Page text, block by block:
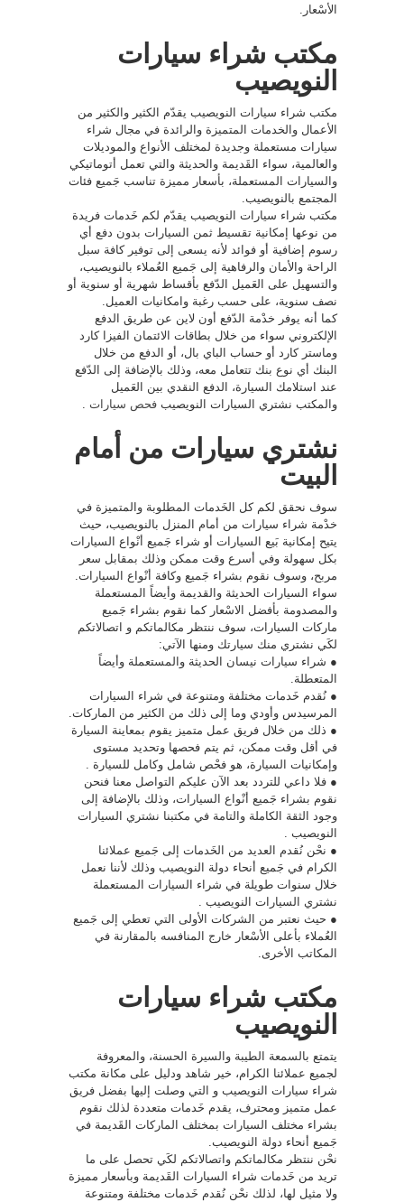
الأسْعار.
مكتب شراء سيارات
النويصيب
مكتب شراء سيارات النويصيب يقدّم الكثير والكثير من
الأعمال والخدمات المتميزة والرائدة في مجال شراء
سيارات مستعملة وجديدة لمختلف الأنواع والموديلات
والعالمية، سواء القَديمة والحديثة والتي تعمل أتوماتيكي
والسيارات المستعملة، بأسعار مميزة تناسب جَميع فئات
المجتمع بالنويصيب.
مكتب شراء سيارات النويصيب يقدّم لكم خَدمات فريدة
من نوعها إمكانية تقسيط ثمن السيارات بدون دفع أي
رسوم إضافية أو فوائد لأنه يسعى إلى توفير كافة سبل
الراحة والأمان والرفاهية إلى جَميع العُملاء بالنويصيب،
والتسهيل على العَميل الدّفع بأقساط شهرية أو سنوية أو
نصف سنوية، على حسب رغبة وامكانيات العميل.
كما أنه يوفر خدْمة الدّفع أون لاين عن طريق الدفع
الإلكتروني سواء من خلال بطاقات الائتمان الفيزا كارد
وماستر كارد أو حساب الباي بال، أو الدفع من خلال
البنك أي نوع بنك تتعامل معه، وذلك بالإضافة إلى الدّفع
عند استلامك السيارة، الدفع النقدي بين العَميل
والمكتب نشتري السيارات النويصيب فحص سيارات
نشتري سيارات من أمام
البيت
سوف نحقق لكم كل الخَدمات المطلوبة والمتميزة في
خدْمة شراء سيارات من أمام المنزل بالنويصيب، حيث
يتيح إمكانية بَيع السيارات أو شراء جَميع أنْواع السيارات
بكل سهولة وفي أسرع وقت ممكن وذلك بمقابل سعر
مربح، وسوف نقوم بشراء جَميع وكافة أنْواع السيارات.
سواء السيارات الحديثة والقديمة وأيضاً المستعملة
والمصدومة بأفضل الاسْعار كما نقوم بشراء جَميع
ماركات السيارات، سوف ننتظر مكالماتكم و اتصالاتكم
لكَي نشتري منك سيارتك ومنها الآتي:
● شراء سيارات نيسان الحديثة والمستعملة وأيضاً
المتعطلة.
● نُقدم خَدمات مختلفة ومتنوعة في شراء السيارات
المرسيدس وأودي وما إلى ذلك من الكثير من الماركات.
● ذلك من خلال فريق عمل متميز يقوم بمعاينة السيارة
في أقل وقت ممكن، ثم يتم فحصها وتحديد مستوى
وإمكانيات السيارة، هو فحْص شامل وكامل للسيارة .
● فلا داعي للتردد بعد الآن عليكم التواصل معنا فنحن
نقوم بشراء جَميع أنْواع السيارات، وذلك بالإضافة إلى
وجود الثقة الكاملة والتامة في مكتبنا نشتري السيارات
النويصيب .
● نحْن نُقدم العديد من الخَدمات إلى جَميع عملائنا
الكرام في جَميع أنحاء دولة النويصيب وذلك لأننا نعمل
خلال سنوات طويلة في شراء السيارات المستعملة
نشتري السيارات النويصيب .
● حيث نعتبر من الشركات الأولى التي تعطي إلى جَميع
العُملاء بأعلى الأسْعار خارج المنافسه بالمقارنة في
المكاتب الأخرى.
مكتب شراء سيارات
النويصيب
يتمتع بالسمعة الطيبة والسيرة الحسنة، والمعروفة
لجميع عملائنا الكرام، خير شاهد ودليل على مكانة مكتب
شراء سيارات النويصيب و التي وصلت إليها بفضل فريق
عمل متميز ومحترف، يقدم خَدمات متعددة لذلك نقوم
بشراء مختلف السيارات بمختلف الماركات القَديمة في
جَميع أنحاء دولة النويصيب.
نحْن ننتظر مكالماتكم واتصالاتكم لكَي تحصل على ما
تريد من خَدمات شراء السيارات القَديمة وبأسعار مميزة
ولا مثيل لها، لذلك نحْن نُقدم خَدمات مختلفة ومتنوعة